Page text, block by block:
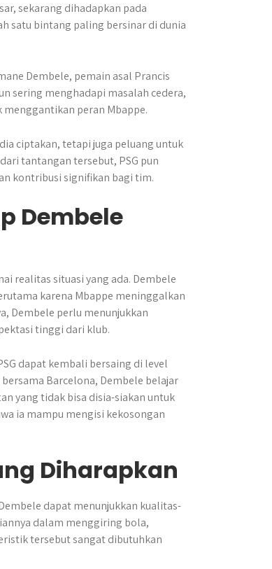
sekarang dihadapkan pada
satu bintang paling bersinar di dunia
Dembele, pemain asal Prancis
sering menghadapi masalah cedera,
peran Mbappe.
ciptakan, tetapi juga peluang untuk
tantangan tersebut, PSG pun
kontribusi signifikan bagi tim.
Dembele
realitas situasi yang ada. Dembele
karena Mbappe meninggalkan
Dembele perlu menunjukkan
tinggi dari klub.
dapat kembali bersaing di level
Barcelona, Dembele belajar
yang tidak bisa disia-siakan untuk
ia mampu mengisi kekosongan
Diharapkan
dapat menunjukkan kualitas-
dalam menggiring bola,
tersebut sangat dibutuhkan